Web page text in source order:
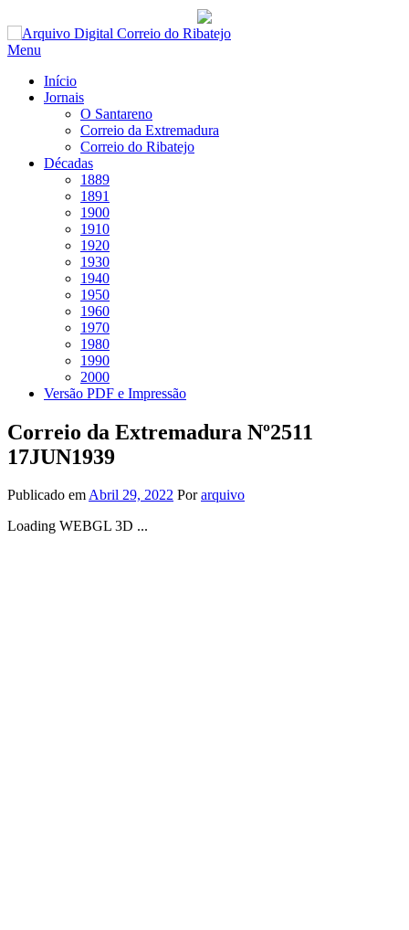
Saltar
para
Menu
Início
Jornais
O Santareno
Correio da Extremadura
Correio do Ribatejo
Décadas
1889
1891
1900
1910
1920
1930
1940
1950
1960
1970
1980
1990
2000
Versão PDF e Impressão
Correio da Extremadura Nº2511
17JUN1939
Publicado emAbril 29, 2022 Porarquivo
Loading WEBGL 3D ...